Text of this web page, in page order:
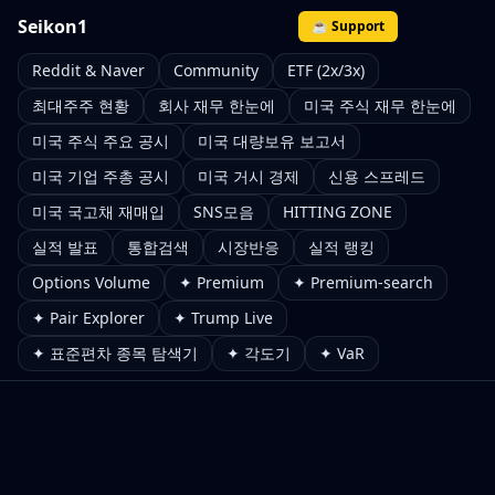
Seikon1 ☕ Support
Reddit & Naver Community
ETF (2x/3x)
최대주주 현황
회사 재무 한눈에
미국 주식 재무 한눈에
미국 주식 주요 공시
미국 대량보유 보고서
미국 기업 주총 공시
미국 거시 경제
신용 스프레드
미국 국고채 재매입
SNS모음
HITTING ZONE
실적 발표
통합검색 시장반응
실적 랭킹
Options Volume
✦ Premium
✦ Premium-search
✦ Pair Explorer
✦ Trump Live
✦ 표준편차 종목 탐색기
✦ 각도기 ✦ VaR